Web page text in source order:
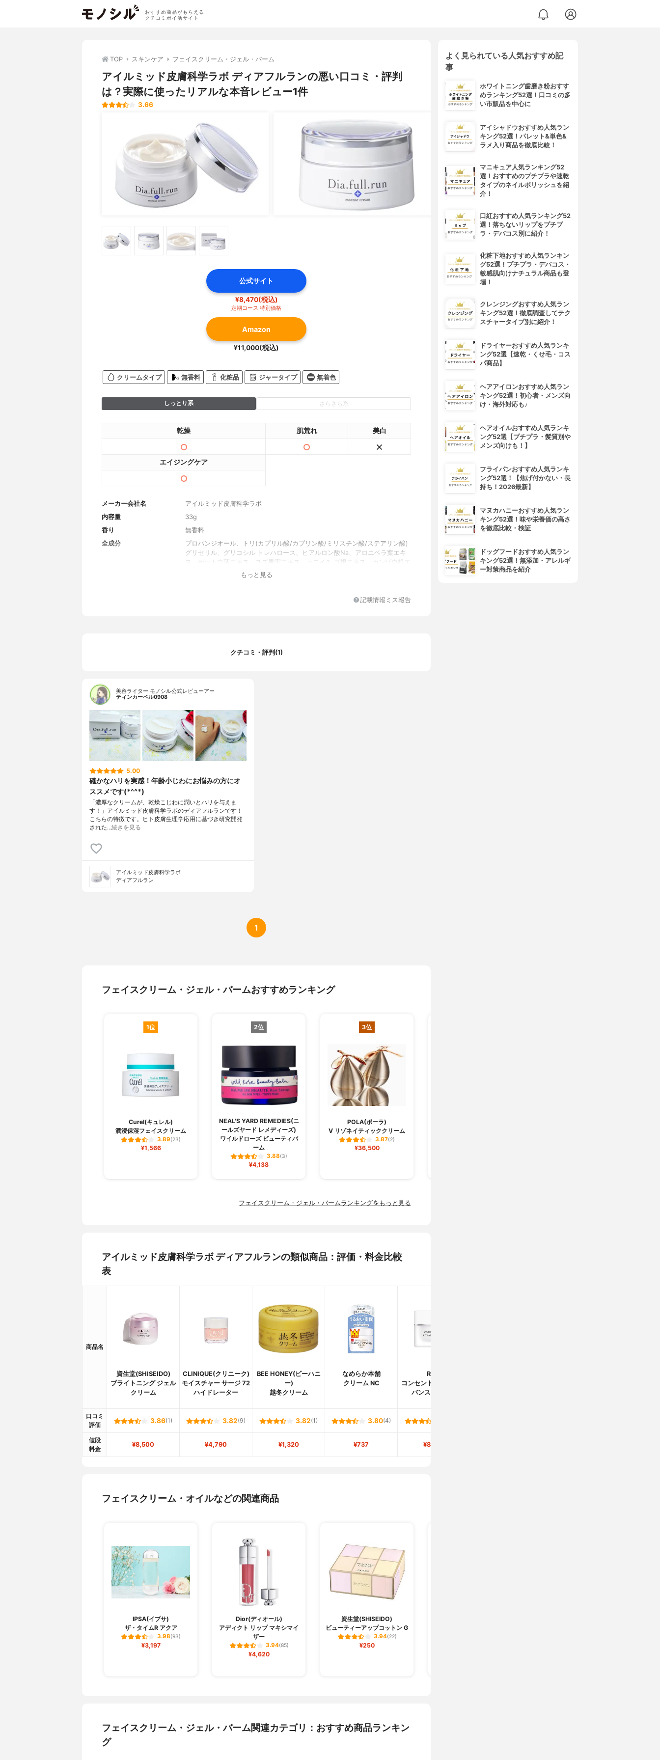
おすすめ商品がもらえる
クチコミポイ活サイト
TOP スキンケア フェイスクリーム・ジェル・バーム
アイルミッド皮膚科学ラボ ディアフルランの悪い口コミ・評判
は？実際に使ったリアルな本音レビュー1件
3.66
公式サイト
¥8,470(税込)
定期コース 特別価格
Amazon
¥11,000(税込)
クリームタイプ 無香料 化粧品 ジャータイプ 無着色
しっとり系 さらさら系
乾燥 肌荒れ 美白
エイジングケア
メーカー会社名
アイルミッド皮膚科学ラボ
内容量
33g
香り
無香料
全成分
プロパンジオール、トリ(カプリル酸/カプリン酸/ミリスチン酸/ステアリン酸)
グリセリル、グリコシル トレハロース、ヒアルロン酸Na、アロエベラ葉エキ
ス、ゲットウ葉エキス、ユズ果実エキス、オニイチ ゴ根エキス、カンゾウ根エ
キス、ムラサキバレンギクエキス、トリエチルヘキサノイン、ベヘニルアル コ
ド、ラウロイルグルタミン酸ジ(オクチルドデシル/ フィトステリル/ベヘニ
もっと見る
記載情報ミス報告
クチコミ・評判(1)
美容ライター モノシル公式レビューアー
ティンカーベル0908
5.00
確かなハリを実感！年齢小じわにお悩みの方にオ
ススメです(*^^*)
「濃厚なクリームが、乾燥こじわに潤いとハリを与えま
す！」アイルミッド皮膚科学ラボのディアフルランです！
こちらの特徴です。ヒト皮膚生理学応用に基づき研究開発
された…続きを見る
アイルミッド皮膚科学ラボ
ディアフルラン
1
フェイスクリーム・ジェル・バームおすすめランキング
1位
Curel(キュレル)
潤浸保湿フェイスクリーム
3.89(23)
¥1,566
2位
NEAL'S YARD REMEDIES(ニ
ールズヤード レメディーズ)
ワイルドローズ ビューティバ
ーム
3.88(3)
¥4,138
3位
POLA(ポーラ)
V リゾネイティッククリーム
3.87(2)
¥36,500
フェイスクリーム・ジェル・バームランキングをもっと見る
アイルミッド皮膚科学ラボ ディアフルランの類似商品：評価・料金比較
表
商品名
資生堂(SHISEIDO)
ブライトニング ジェル
クリーム
CLINIQUE(クリニーク)
モイスチャー サージ 72
ハイドレーター
BEE HONEY(ビーハニ
ー)
越冬クリーム
なめらか本舗
クリーム NC
RMK
コンセントレート アド
バンスクリーム
口コミ
評価
3.86(1) 3.82(9) 3.82(1) 3.80(4)
値段
料金
¥8,500 ¥4,790 ¥1,320 ¥737 ¥8,580
フェイスクリーム・オイルなどの関連商品
IPSA(イプサ)
ザ・タイムR アクア
3.98(93)
¥3,197
Dior(ディオール)
アディクト リップ マキシマイ
ザー
3.94(85)
¥4,620
資生堂(SHISEIDO)
ビューティーアップコットン G
3.94(22)
¥250
フェイスクリーム・ジェル・バーム関連カテゴリ：おすすめ商品ランキン
グ
よく見られている人気おすすめ記
事
ホワイトニング歯磨き粉おすす
めランキング52選！口コミの多
い市販品を中心に
アイシャドウおすすめ人気ラン
キング52選！パレット&単色&
ラメ入り商品を徹底比較！
マニキュア人気ランキング52
選！おすすめのプチプラや速乾
タイプのネイルポリッシュを紹
介！
口紅おすすめ人気ランキング52
選！落ちないリップをプチプ
ラ・デパコス別に紹介！
化粧下地おすすめ人気ランキン
グ52選！プチプラ・デパコス・
敏感肌向けナチュラル商品も登
場！
クレンジングおすすめ人気ラン
キング52選！徹底調査してテク
スチャータイプ別に紹介！
ドライヤーおすすめ人気ランキ
ング52選【速乾・くせ毛・コス
パ商品】
ヘアアイロンおすすめ人気ラン
キング52選！初心者・メンズ向
け・海外対応も♪
ヘアオイルおすすめ人気ランキ
ング52選【プチプラ・髪質別や
メンズ向けも！】
フライパンおすすめ人気ランキ
ング52選！【焦げ付かない・長
持ち！2026最新】
マヌカハニーおすすめ人気ラン
キング52選！味や栄養価の高さ
を徹底比較・検証
ドッグフードおすすめ人気ラン
キング52選！無添加・アレルギ
ー対策商品を紹介